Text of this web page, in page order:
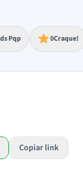
Pqp
extremo 0Craque!
Copiar link